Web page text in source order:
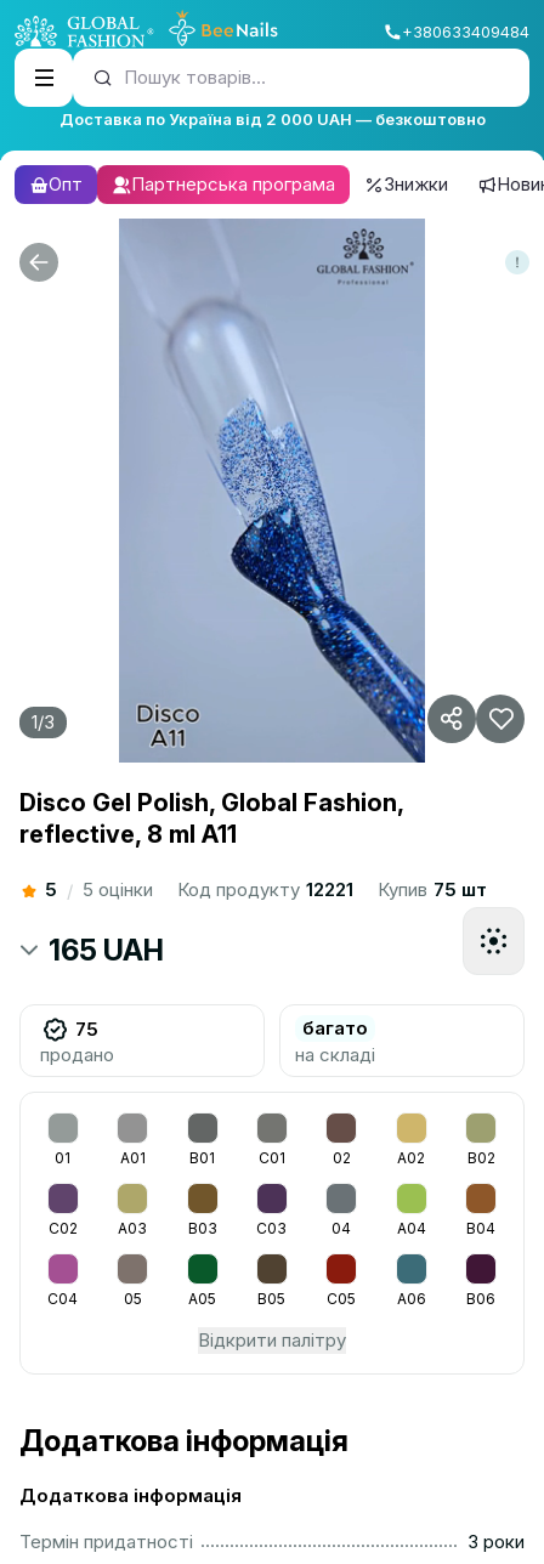
+380633409484
Пошук товарів...
Доставка по Україна від 2 000 UAH — безкоштовно
Опт Партнерська програма Знижки
1/3
Disco Gel Polish, Global Fashion,
reflective, 8 ml A11
5 / 5 оцінки Код продукту 12221 Купив 75 шт
165 UAH
75
продано
багато
на складі
01 A01 B01 C01 02 A02 B02
C02 A03 B03 C03 04 A04 B04
C04 05 A05 B05 C05 A06 B06
Відкрити палітру
Додаткова інформація
Додаткова інформація
Термін придатності
3 роки